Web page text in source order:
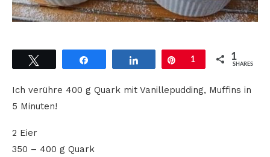
Pin
1 1
SHARES
Ich verühre 400 g Quark mit Vanillepudding, Muffins in
5 Minuten!
2 Eier
350 – 400 g Quark